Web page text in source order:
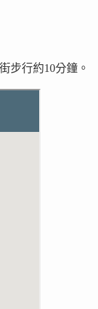
步行約10分鐘。